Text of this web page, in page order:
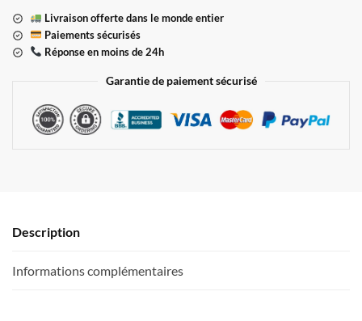
Livraison offerte dans le monde entier
Paiements sécurisés
Réponse en moins de 24h
Garantie de paiement sécurisé
Description
Informations complémentaires